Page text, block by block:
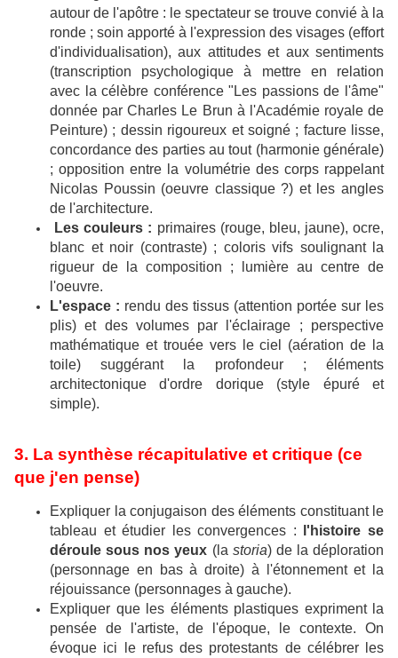
autour de l'apôtre : le spectateur se trouve convié à la
ronde ; soin apporté à l'expression des visages (effort
d'individualisation), aux attitudes et aux sentiments
(transcription psychologique à mettre en relation
avec la célèbre conférence "Les passions de l'âme"
donnée par Charles Le Brun à l'Académie royale de
Peinture) ; dessin rigoureux et soigné ; facture lisse,
concordance des parties au tout (harmonie générale)
; opposition entre la volumétrie des corps rappelant
Nicolas Poussin (oeuvre classique ?) et les angles
de l'architecture.
Les couleurs : primaires (rouge, bleu, jaune), ocre,
blanc et noir (contraste) ; coloris vifs soulignant la
rigueur de la composition ; lumière au centre de
l'oeuvre.
L'espace : rendu des tissus (attention portée sur les
plis) et des volumes par l'éclairage ; perspective
mathématique et trouée vers le ciel (aération de la
toile) suggérant la profondeur ; éléments
architectonique d'ordre dorique (style épuré et
simple).
3. La synthèse récapitulative et critique (ce
que j'en pense)
Expliquer la conjugaison des éléments constituant le
tableau et étudier les convergences :
l'histoire se
déroule sous nos yeux (la storia) de la déploration
(personnage en bas à droite) à l'étonnement et la
réjouissance (personnages à gauche).
Expliquer que les éléments plastiques expriment la
pensée de l'artiste, de l'époque, le contexte. On
évoque ici le refus des protestants de célébrer les